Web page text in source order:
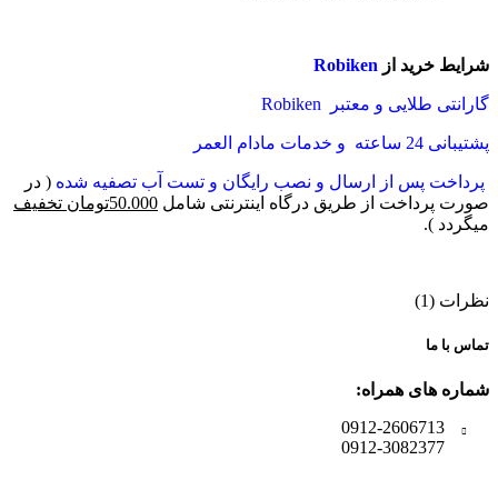
شرایط خرید از Robiken
گارانتی طلایی و معتبر Robiken
پشتیبانی 24 ساعته و خدمات مادام العمر
پرداخت پس از ارسال و نصب رایگان و تست آب تصفیه شده ( در
صورت پرداخت از طریق درگاه اینترنتی شامل 50.000تومان تخفیف
میگردد ).
نظرات (1)
تماس با ما
شماره های همراه:
0912-2606713
0912-3082377